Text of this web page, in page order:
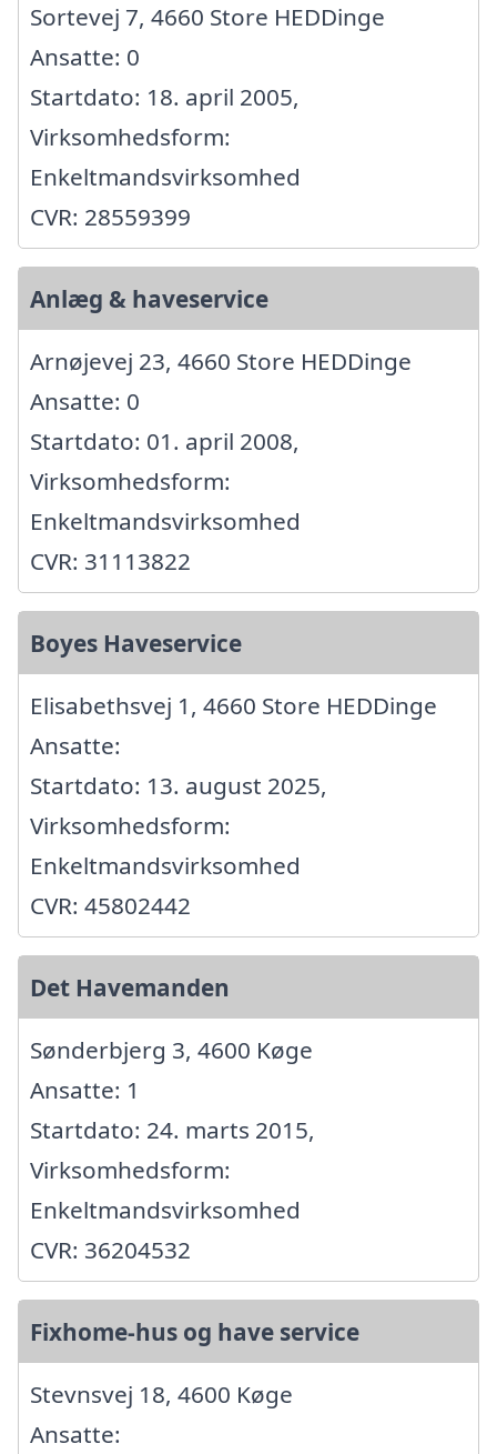
Sortevej 7, 4660 Store HEDDinge
Ansatte: 0
Startdato: 18. april 2005,
Virksomhedsform:
Enkeltmandsvirksomhed
CVR: 28559399
Anlæg & haveservice
Arnøjevej 23, 4660 Store HEDDinge
Ansatte: 0
Startdato: 01. april 2008,
Virksomhedsform:
Enkeltmandsvirksomhed
CVR: 31113822
Boyes Haveservice
Elisabethsvej 1, 4660 Store HEDDinge
Ansatte:
Startdato: 13. august 2025,
Virksomhedsform:
Enkeltmandsvirksomhed
CVR: 45802442
Det Havemanden
Sønderbjerg 3, 4600 Køge
Ansatte: 1
Startdato: 24. marts 2015,
Virksomhedsform:
Enkeltmandsvirksomhed
CVR: 36204532
Fixhome-hus og have service
Stevnsvej 18, 4600 Køge
Ansatte: